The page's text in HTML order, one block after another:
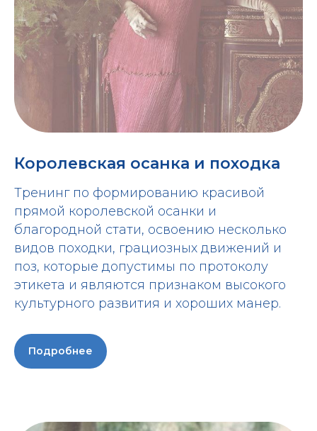
Королевская осанка и походка
Тренинг по формированию красивой
прямой королевской осанки и
благородной стати, освоению несколько
видов походки, грациозных движений и
поз, которые допустимы по протоколу
этикета и являются признаком высокого
культурного развития и хороших манер.
Подробнее